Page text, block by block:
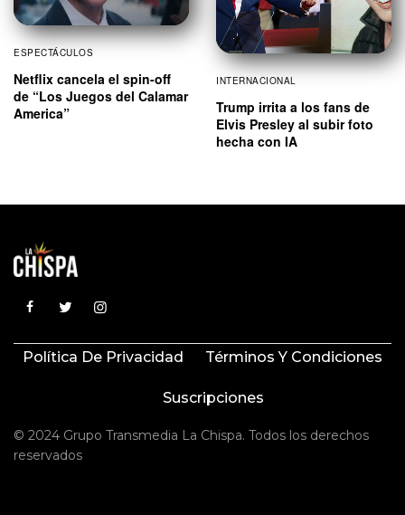
ESPECTÁCULOS
Netflix cancela el spin-off
de “Los Juegos del Calamar
America”
INTERNACIONAL
Trump irrita a los fans de
Elvis Presley al subir foto
hecha con IA
Política De Privacidad Términos Y Condiciones
Suscripciones
© 2024 Grupo Transmedia La Chispa. Todos los derechos
reservados